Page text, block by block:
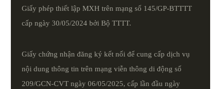
Giấy phép thiết lập MXH trên mạng số 145/GP-BTTTT
cấp ngày 30/05/2024 bởi Bộ TTTT.
Giấy chứng nhận đăng ký kết nối để cung cấp dịch vụ
nội dung thông tin trên mạng viễn thông di động số
209/GCN-CVT ngày 06/05/2025, cấp lần đầu ngày